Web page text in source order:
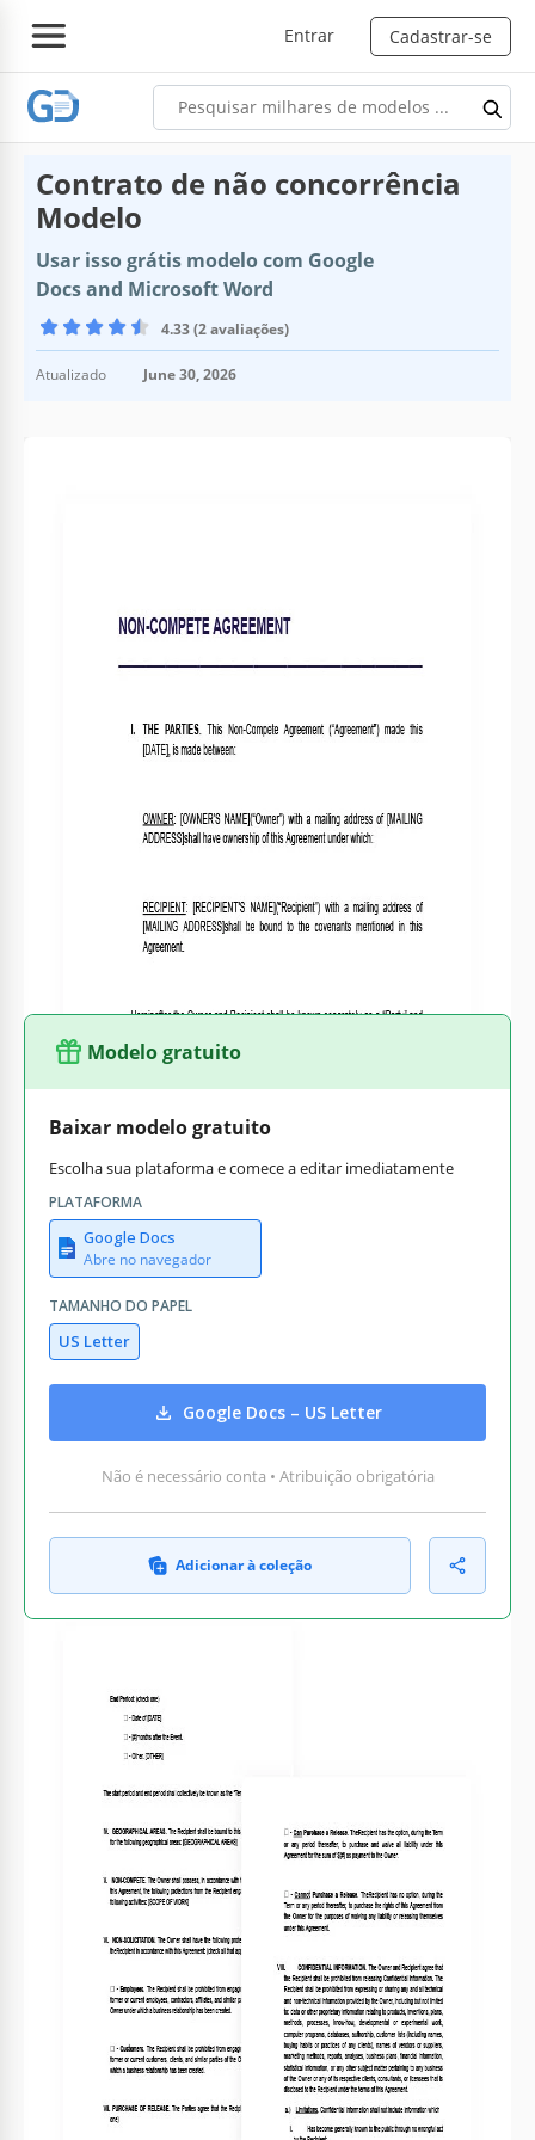
Entrar Cadastrar-se
Contrato de não concorrência
Modelo
Usar isso grátis modelo com Google
Docs and Microsoft Word
4.33 (2 avaliações)
Atualizado June 30, 2026
Última atualização
Comunidade
Adicionado às coleções por 8 Usuários
Sobre este modelo
modelo de Acordo de Não Concorrência. Salvaguarde sua
seu negócio. Garanta seu futuro com este acordo infalível.
Esta opção está disponível gratuitamente no Google Docs.
Modelo gratuito
Baixar modelo gratuito
Escolha sua plataforma e comece a editar imediatamente
PLATAFORMA
Google Docs
Abre no navegador
TAMANHO DO PAPEL
US Letter
Google Docs – US Letter
Não é necessário conta • Atribuição obrigatória
Adicionar à coleção
Seções do acordo fáceis de editar
Termos e condições personalizáveis
Cláusula de confidencialidade incluída
Opções para datas de início e término
ACORDO DICAS
Personalize cláusulas para atender às suas
necessidades do setor.
Revise e atualize os termos do acordo regularmente.
Garanta que ambas as partes compreendam todas
as cláusulas.